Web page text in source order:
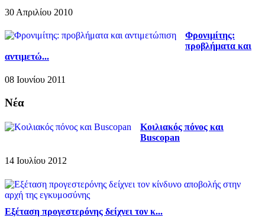
30 Απριλίου 2010
Φρονιμίτης:
προβλήματα και
αντιμετώ...
08 Ιουνίου 2011
Νέα
Κοιλιακός πόνος και
Buscopan
14 Ιουλίου 2012
Εξέταση προγεστερόνης δείχνει τον κ...